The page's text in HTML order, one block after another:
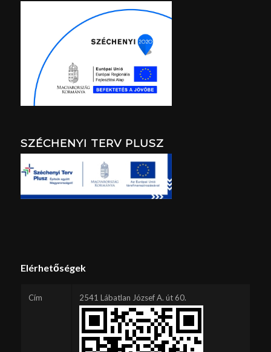
SZÉCHENYI TERV PLUSZ
Elérhetőségek
Cím 2541 Lábatlan József A. út 60.